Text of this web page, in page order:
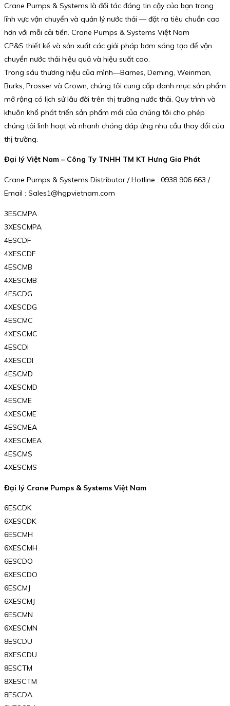
Crane Pumps & Systems là đối tác đáng tin cậy của bạn trong
lĩnh vực vận chuyển và quản lý nước thải — đặt ra tiêu chuẩn cao
hơn với mỗi cải tiến. Crane Pumps & Systems Việt Nam
CP&S thiết kế và sản xuất các giải pháp bơm sáng tạo để vận
chuyển nước thải hiệu quả và hiệu suất cao.
Trong sáu thương hiệu của mình—Barnes, Deming, Weinman,
Burks, Prosser và Crown, chúng tôi cung cấp danh mục sản phẩm
mở rộng có lịch sử lâu đời trên thị trường nước thải. Quy trình và
khuôn khổ phát triển sản phẩm mới của chúng tôi cho phép
chúng tôi linh hoạt và nhanh chóng đáp ứng nhu cầu thay đổi của
thị trường.
Đại lý Việt Nam – Công Ty TNHH TM KT Hưng Gia Phát
Crane Pumps & Systems Distributor / Hotline : 0938 906 663 /
Email : Sales1@hgpvietnam.com
3ESCMPA
3XESCMPA
4ESCDF
4XESCDF
4ESCMB
4XESCMB
4ESCDG
4XESCDG
4ESCMC
4XESCMC
4ESCDI
4XESCDI
4ESCMD
4XESCMD
4ESCME
4XESCME
4ESCMEA
4XESCMEA
4ESCMS
4XESCMS
Đại lý Crane Pumps & Systems Việt Nam
6ESCDK
6XESCDK
6ESCMH
6XESCMH
6ESCDO
6XESCDO
6ESCMJ
6XESCMJ
6ESCMN
6XESCMN
8ESCDU
8XESCDU
8ESCTM
8XESCTM
8ESCDA